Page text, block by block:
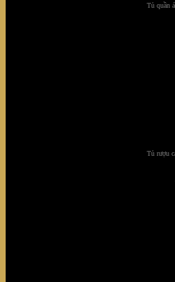
Tủ quần
Tủ rượu